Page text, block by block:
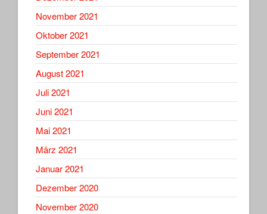
November 2021
Oktober 2021
September 2021
August 2021
Juli 2021
Juni 2021
Mai 2021
März 2021
Januar 2021
Dezember 2020
November 2020